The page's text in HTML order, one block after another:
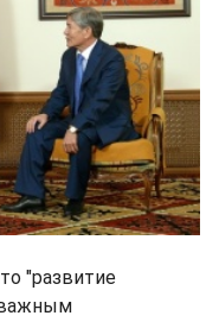
"развитие
важным